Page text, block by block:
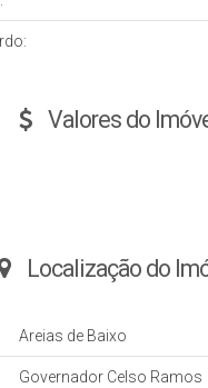
Valores do
Localização do
Areias de Baixo
Governador Celso Ramos